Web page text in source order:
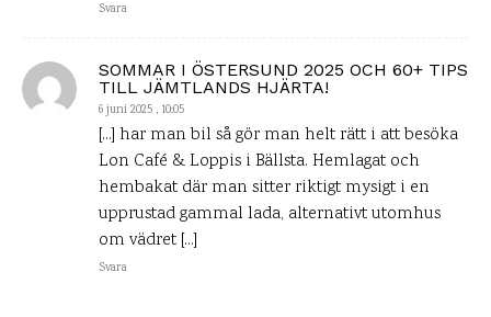
Svara
SOMMAR I ÖSTERSUND 2025 OCH 60+ TIPS
TILL JÄMTLANDS HJÄRTA!
6 juni 2025 , 10:05
[…] har man bil så gör man helt rätt i att besöka
Lon Café & Loppis i Bällsta. Hemlagat och
hembakat där man sitter riktigt mysigt i en
upprustad gammal lada, alternativt utomhus
om vädret […]
Svara